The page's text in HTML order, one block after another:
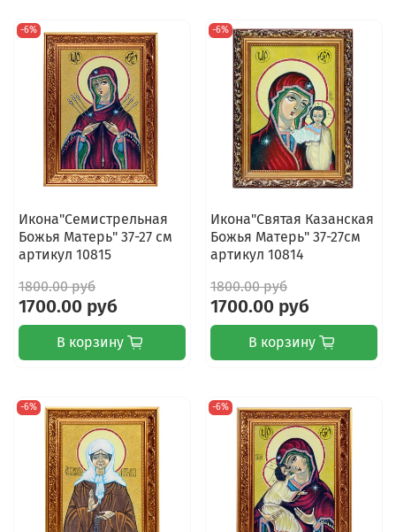
-6%
Икона"Семистрельная
Божья Матерь" 37-27 см
артикул 10815
1800.00 руб
1700.00 руб
В корзину
-6%
Икона"Святая Казанская
Божья Матерь" 37-27см
артикул 10814
1800.00 руб
1700.00 руб
В корзину
-6% -6%